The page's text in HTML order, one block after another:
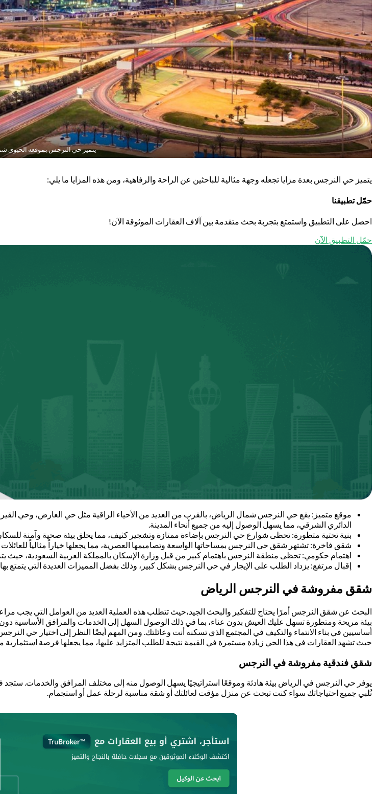
يتميز حي النرجس بموقعه الحيوي
يتميز حي النرجس بعدة مزايا تجعله وجهة مثالية للباحثين عن الراحة والرفاهية، ومن هذه المزايا ما يلي:
حمّل تطبيقنا
احصل على التطبيق واستمتع بتجربة بحث متقدمة بين آلاف العقارات الموثوقة الآن!
حمّل التطبيق الآن
موقع متميز: يقع حي النرجس شمال الرياض، بالقرب من العديد من الأحياء الراقية مثل حي العارض، وحي
الدائري الشرقي، مما يسهل الوصول إليه من جميع أنحاء المدينة.
بنية تحتية متطورة: تحظى شوارع حي النرجس بإضاءة ممتازة وتشجير كثيف، مما يخلق بيئة صحية وآمنة
شقق فاخرة: تشتهر شقق حي النرجس بمساحاتها الواسعة وتصاميمها العصرية، مما يجعلها خياراً مثالياً
اهتمام حكومي: تحظى منطقة النرجس باهتمام كبير من قبل وزارة الإسكان بالمملكة العربية السعودية،
إقبال مرتفع: يزداد الطلب على الإيجار في حي النرجس بشكل كبير، وذلك بفضل المميزات العديدة التي يتمتع
شقق مفروشة في النرجس الرياض
البحث عن شقق النرجس أمرًا يحتاج للتفكير والبحث الجيد،حيث تتطلب هذه العملية العديد من العوامل التي يجب
بيئة مريحة ومتطورة تسهل عليك العيش بدون عناء، بما في ذلك الوصول السهل إلى الخدمات والمرافق الأساسية
أساسيين في بناء الانتماء والتكيف في المجتمع الذي تسكنه أنت وعائلتك. ومن المهم أيضًا النظر إلى اختيار
حيث تشهد العقارات في هذا الحي زيادة مستمرة في القيمة نتيجة للطلب المتزايد عليها، مما يجعلها فرصة استثمارية
شقق فندقية مفروشة في النرجس
يوفر حي النرجس في الرياض بيئة هادئة وموقعًا استراتيجيًا يسهل الوصول منه إلى مختلف المرافق والخدمات.
تُلبي جميع احتياجاتك سواء كنت تبحث عن منزل مؤقت لعائلتك أو شقة مناسبة لرحلة عمل أو استجمام.